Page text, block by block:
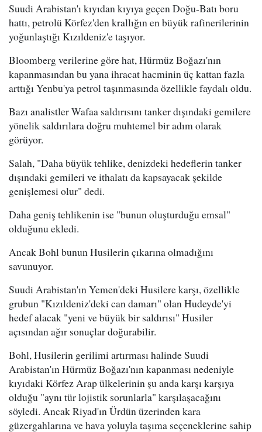
Suudi Arabistan'ı kıyıdan kıyıya geçen Doğu-Batı boru
hattı, petrolü Körfez'den krallığın en büyük rafinerilerinin
yoğunlaştığı Kızıldeniz'e taşıyor.
Bloomberg verilerine göre hat, Hürmüz Boğazı'nın
kapanmasından bu yana ihracat hacminin üç kattan fazla
arttığı Yenbu'ya petrol taşınmasında özellikle faydalı oldu.
Bazı analistler Wafaa saldırısını tanker dışındaki gemilere
yönelik saldırılara doğru muhtemel bir adım olarak
görüyor.
Salah, "Daha büyük tehlike, denizdeki hedeflerin tanker
dışındaki gemileri ve ithalatı da kapsayacak şekilde
genişlemesi olur" dedi.
Daha geniş tehlikenin ise "bunun oluşturduğu emsal"
olduğunu ekledi.
Ancak Bohl bunun Husilerin çıkarına olmadığını
savunuyor.
Suudi Arabistan'ın Yemen'deki Husilere karşı, özellikle
grubun "Kızıldeniz'deki can damarı" olan Hudeyde'yi
hedef alacak "yeni ve büyük bir saldırısı" Husiler
açısından ağır sonuçlar doğurabilir.
Bohl, Husilerin gerilimi artırması halinde Suudi
Arabistan'ın Hürmüz Boğazı'nın kapanması nedeniyle
kıyıdaki Körfez Arap ülkelerinin şu anda karşı karşıya
olduğu "aynı tür lojistik sorunlarla" karşılaşacağını
söyledi. Ancak Riyad'ın Ürdün üzerinden kara
güzergahlarına ve hava yoluyla taşıma seçeneklerine sahip